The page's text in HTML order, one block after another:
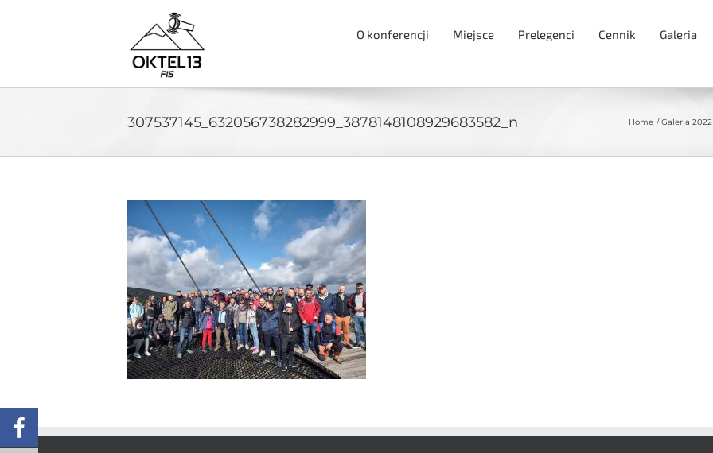
O konferencji Miejsce Prelegenci Cennik Galeria
307537145_632056738282999_3878148108929683582_n Home Galeria 2022